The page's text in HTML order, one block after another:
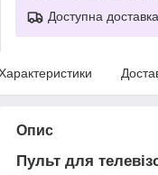
Доступна доставка
Опис
Пульт для